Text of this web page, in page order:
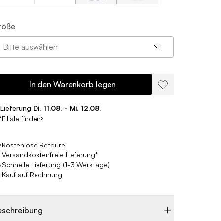
Bitte auswählen
In den Warenkorb legen
Lieferung Di. 11.08. - Mi. 12.08.
Filiale finden
Kostenlose Retoure
Versandkostenfreie Lieferung*
Schnelle Lieferung (1-3 Werktage)
Kauf auf Rechnung